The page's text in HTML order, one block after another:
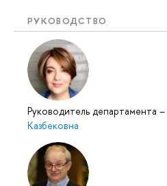
РУКОВОДСТВО
Руководитель департамента –
Казбековна